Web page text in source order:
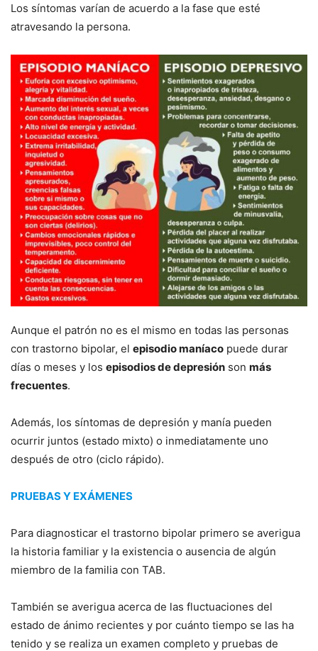
Los síntomas varían de acuerdo a la fase que esté
atravesando la persona.
Aunque el patrón no es el mismo en todas las personas
con trastorno bipolar, el episodio maníaco puede durar
días o meses y los episodios de depresión son más
frecuentes.
Además, los síntomas de depresión y manía pueden
ocurrir juntos (estado mixto) o inmediatamente uno
después de otro (ciclo rápido).
PRUEBAS Y EXÁMENES
Para diagnosticar el trastorno bipolar primero se averigua
la historia familiar y la existencia o ausencia de algún
miembro de la familia con TAB.
También se averigua acerca de las fluctuaciones del
estado de ánimo recientes y por cuánto tiempo se las ha
tenido y se realiza un examen completo y pruebas de